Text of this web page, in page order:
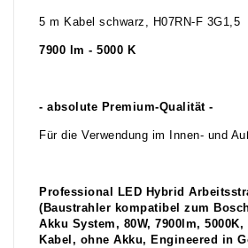
5 m Kabel schwarz, H07RN-F 3G1,5
7900 lm - 5000 K
- absolute Premium-Qualität -
Für die Verwendung im Innen- und
Professional LED Hybrid
(Baustrahler kompatibel zum
Akku System, 80W, 7900lm, 5000K,
Kabel, ohne Akku, Engineered in